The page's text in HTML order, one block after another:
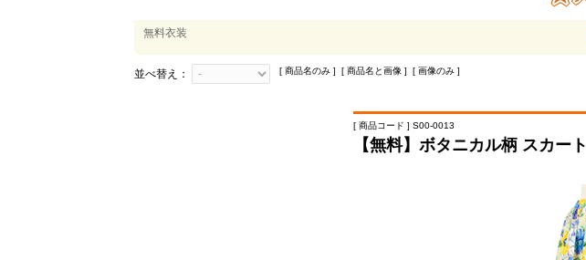
無料衣装
並べ替え： [ 商品名のみ ] [ 商品名と画像 ] [ 画像のみ ]
[ 商品コード ] S00-0013
【無料】ボタニカル柄 スカート